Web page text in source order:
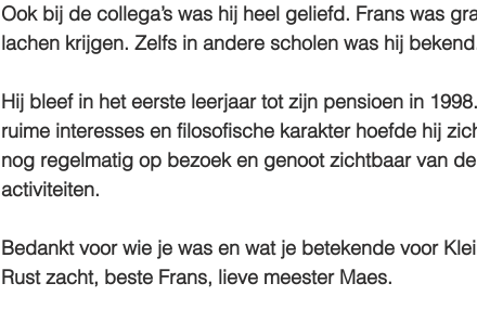
Ook bij de collega’s was hij heel geliefd. Frans was
lachen krijgen. Zelfs in andere scholen was hij
Hij bleef in het eerste leerjaar tot zijn pensioen in
ruime interesses en filosofische karakter hoefde hij
nog regelmatig op bezoek en genoot zichtbaar van
activiteiten.
Bedankt voor wie je was en wat je betekende voor
Rust zacht, beste Frans, lieve meester Maes.